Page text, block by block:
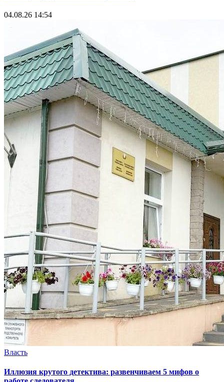
04.08.26 14:54
Власть
Иллюзия крутого детектива: развенчиваем 5 мифов о